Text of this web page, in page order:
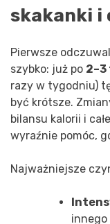
skakanki i
Pierwsze
szybko: już po
razy w tygodniu)
być krótsze.
bilansu kalorii i
wyraźnie pomóc,
Najważniejsze
innego